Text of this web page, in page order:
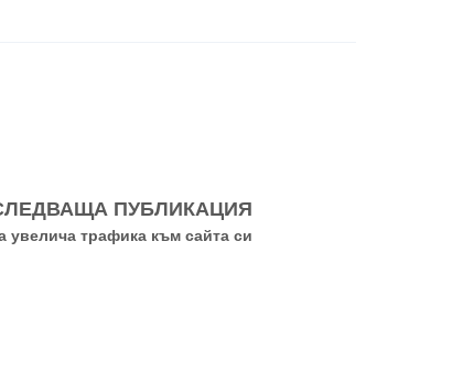
ПУБЛИКАЦИЯ
увелича трафика към сайта си